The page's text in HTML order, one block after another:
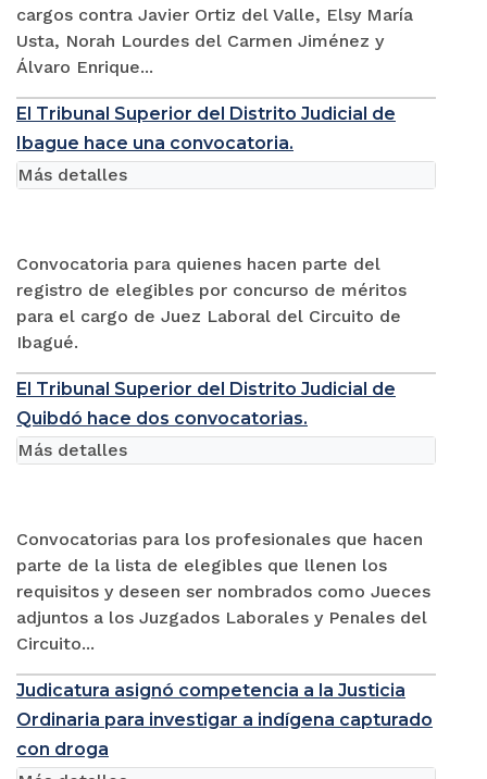
cargos contra Javier Ortiz del Valle, Elsy María
Usta, Norah Lourdes del Carmen Jiménez y
Álvaro Enrique...
El Tribunal Superior del Distrito Judicial de
Ibague hace una convocatoria.
Convocatoria para quienes hacen parte del
registro de elegibles por concurso de méritos
para el cargo de Juez Laboral del Circuito de
Ibagué.
Más detalles
El Tribunal Superior del Distrito Judicial de
Quibdó hace dos convocatorias.
Convocatorias para los profesionales que hacen
parte de la lista de elegibles que llenen los
requisitos y deseen ser nombrados como Jueces
adjuntos a los Juzgados Laborales y Penales del
Circuito...
Más detalles
Judicatura asignó competencia a la Justicia
Ordinaria para investigar a indígena capturado
con droga